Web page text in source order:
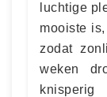
luchtige
mooiste
zodat
weken